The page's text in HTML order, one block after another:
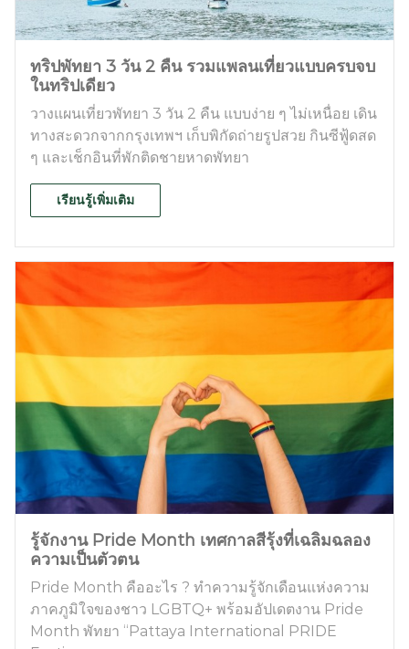
ทริปพัทยา 3 วัน 2 คืน รวมแพลนเที่ยวแบบครบจบ
ในทริปเดียว
วางแผนเที่ยวพัทยา 3 วัน 2 คืน แบบง่าย ๆ ไม่เหนื่อย เดิน
ทางสะดวกจากกรุงเทพฯ เก็บพิกัดถ่ายรูปสวย กินซีฟู้ดสด
ๆ และเช็กอินที่พักติดชายหาดพัทยา
เรียนรู้เพิ่มเติม
รู้จักงาน Pride Month เทศกาลสีรุ้งที่เฉลิมฉลอง
ความเป็นตัวตน
Pride Month คืออะไร ? ทำความรู้จักเดือนแห่งความ
ภาคภูมิใจของชาว LGBTQ+ พร้อมอัปเดตงาน Pride
Month พัทยา “Pattaya International PRIDE